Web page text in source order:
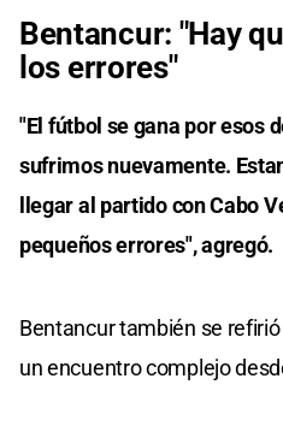
Bentancur: "Hay
los errores"
"El fútbol se gana por esos
sufrimos nuevamente.
llegar al partido con Cabo
pequeños errores", agregó.
Bentancur también se
un encuentro complejo